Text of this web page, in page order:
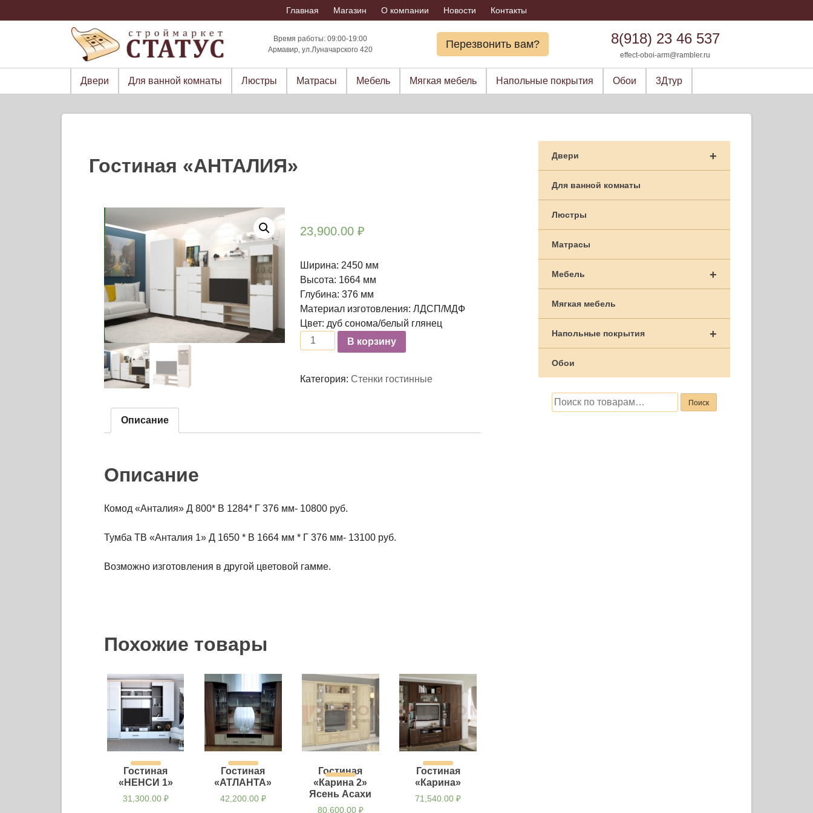
to
Главная Магазин О компании Новости Контакты
Время работы: 09:00-19:00
Армавир, ул.Луначарского 420
Перезвонить вам? 8(918) 23 46 537
effect-oboi-arm@rambler.ru
Двери Для ванной комнаты Люстры Матрасы Мебель Мягкая мебель Напольные покрытия Обои 3Дтур
Гостиная «АНТАЛИЯ»
23,900.00₽
Ширина: 2450 мм
Высота: 1664 мм
Глубина: 376 мм
Материал изготовления: ЛДСП/МДФ
Цвет: дуб сонома/белый глянец
КоличествоВ корзину
Категория:Стенки гостинные
Описание
Описание
Комод «Анталия» Д 800* В 1284* Г 376 мм- 10800 руб.
Тумба ТВ «Анталия 1» Д 1650 * В 1664 мм * Г 376 мм- 13100 руб.
Возможно изготовления в другой цветовой гамме.
Похожие товары
Гостиная
«НЕНСИ 1»
31,300.00 ₽
Гостиная
«АТЛАНТА»
42,200.00 ₽
Гостиная
«Карина 2»
Ясень Асахи
80,600.00 ₽
Гостиная
«Карина»
71,540.00₽
+
Двери
Для ванной комнаты
Люстры
Матрасы
+
Мебель
Мягкая мебель
+
Напольные покрытия
Обои
Искать: Поиск